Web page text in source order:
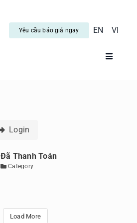
Yêu cầu báo giá ngay EN VI
Toggle
Login
Đã Thanh Toán
Category
Load More